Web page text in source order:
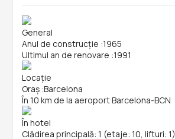
General
Anul de construcție :1965
Ultimul an de renovare :1991
Locație
Oraș :Barcelona
În 10 km de la aeroport Barcelona-BCN
În hotel
Clădirea principală: 1 (etaje: 10, lifturi: 1)